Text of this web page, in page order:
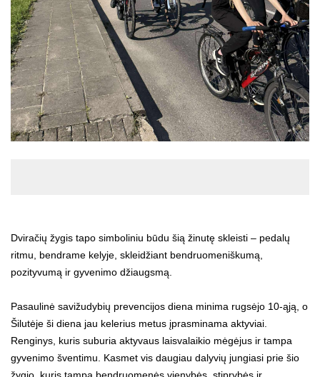
Dviračių žygis tapo simboliniu būdu šią žinutę skleisti – pedalų
ritmu, bendrame kelyje, skleidžiant bendruomeniškumą,
pozityvumą ir gyvenimo džiaugsmą.
Pasaulinė savižudybių prevencijos diena minima rugsėjo 10-ąją, o
Šilutėje ši diena jau kelerius metus įprasminama aktyviai.
Renginys, kuris suburia aktyvaus laisvalaikio mėgėjus ir tampa
gyvenimo šventimu. Kasmet vis daugiau dalyvių jungiasi prie šio